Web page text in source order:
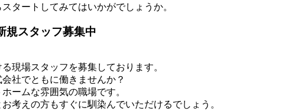
タートしてみてはいかがでしょうか。
規スタッフ募集中
現場スタッフを募集しております。
社でともに働きませんか？
ームな雰囲気の職場です。
考えの方もすぐに馴染んでいただけるでしょう。